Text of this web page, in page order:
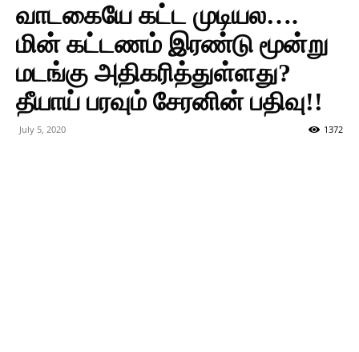
வாடகையே கட்ட முடியல….
மின் கட்டணம் இரண்டு மூன்று
மடங்கு அதிகரித்துள்ளது?
தீயாய் பரவும் சேரனின் பதிவு!!
July 5, 2020 1372